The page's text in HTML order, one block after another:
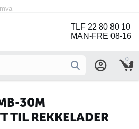
TLF 22 80 80 10
MAN-FRE 08-16
0
30M
TIL REKKELADER